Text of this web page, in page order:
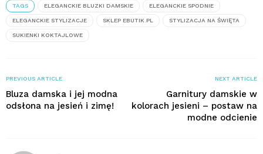
TAGS ELEGANCKIE BLUZKI DAMSKIE ELEGANCKIE SPODNIE
ELEGANCKIE STYLIZACJE SKLEP EBUTIK.PL STYLIZACJA NA ŚWIĘTA
SUKIENKI KOKTAJLOWE
PREVIOUS ARTICLE
Bluza damska i jej modna
odsłona na jesień i zimę!
NEXT ARTICLE
Garnitury damskie w
kolorach jesieni – postaw na
modne odcienie